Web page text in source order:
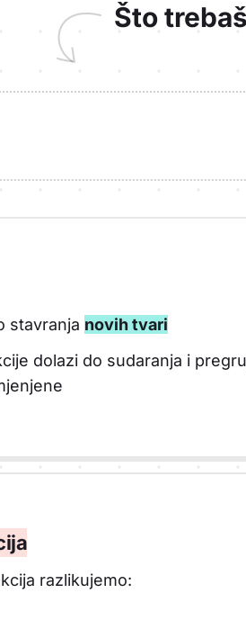
Što
stavranja novih tvari
dolazi do sudaranja i
razlikujemo: